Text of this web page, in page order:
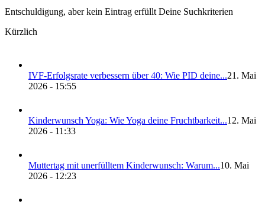
Entschuldigung, aber kein Eintrag erfüllt Deine Suchkriterien
Kürzlich
IVF-Erfolgs­ra­te ver­bes­sern über 40: Wie PID dei­ne...21. Mai
2026 - 15:55
Kin­der­wunsch Yoga: Wie Yoga dei­ne Frucht­bar­keit...12. Mai
2026 - 11:33
Mut­ter­tag mit uner­füll­tem Kin­der­wunsch: War­um...10. Mai
2026 - 12:23